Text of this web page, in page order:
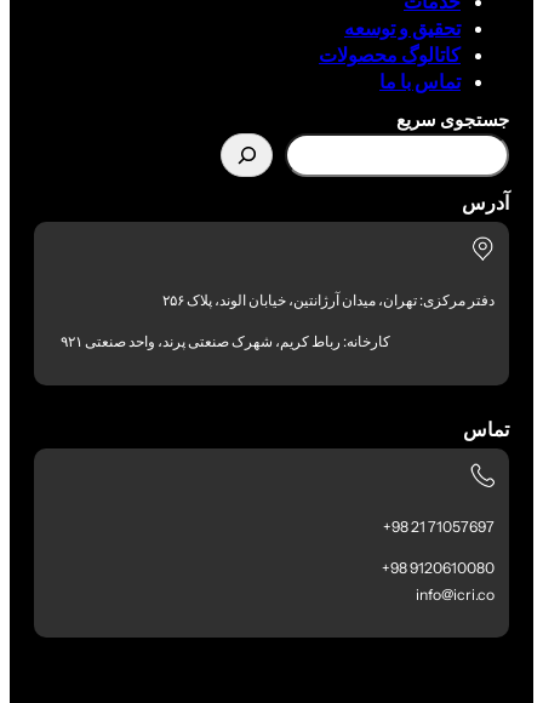
تحقیق و توسعه
کاتالوگ محصولات
تماس با ما
جستجوی سریع
آدرس
دفتر مرکزی: تهران، میدان آرژانتین، خیابان الوند، پلاک ۲۵۶
کارخانه: رباط کریم، شهرک صنعتی پرند، واحد صنعتی ۹۲۱
تماس
71057697 21 98+
9120610080 98+
info@icri.co